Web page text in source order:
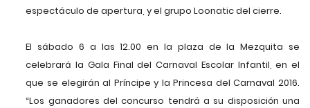
espectáculo de apertura, y el grupo Loonatic del cierre.
El sábado 6 a las 12.00 en la plaza de la Mezquita se
celebrará la Gala Final del Carnaval Escolar Infantil, en el
que se elegirán al Príncipe y la Princesa del Carnaval 2016.
“Los ganadores del concurso tendrá a su disposición una